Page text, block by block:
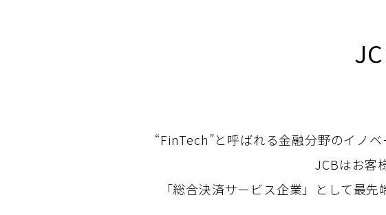
“FinTech”と呼ばれる金融分野のイノ
JCBはお客
「総合決済サービス企業」として最